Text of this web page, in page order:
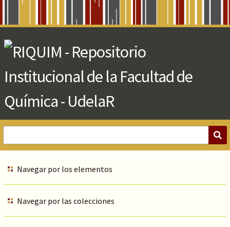
Main
Content
Navegar por los elementos
Navegar por las colecciones